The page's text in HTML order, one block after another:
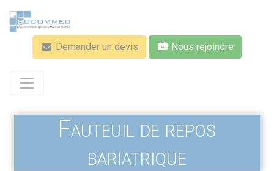
au
contenu
Demander un devis Nous rejoindre
Fauteuil de repos
bariatrique